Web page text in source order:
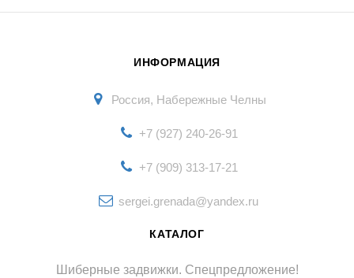
ИНФОРМАЦИЯ
Россия, Набережные Челны
+7 (927) 240-26-91
+7 (909) 313-17-21
sergei.grenada@yandex.ru
КАТАЛОГ
Шиберные задвижки. Спецпредложение!